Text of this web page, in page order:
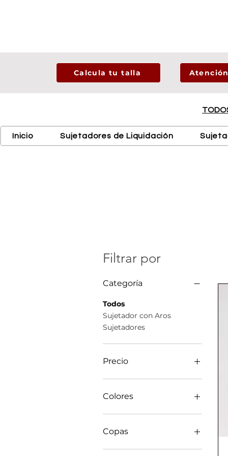
Calcula tu talla
Inicio Sujetadores de Liquidación
Filtrar por
Categoría
Todos
Sujetador con Aros
Sujetadores
Precio
34 € 110 €
Colores
Copas
B